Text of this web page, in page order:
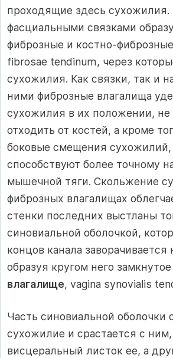
проходящие здесь сухожилия.
фасциальными связками
фиброзные и костно-
fibrosae tendinum, через
сухожилия. Как связки, так и
ними фиброзные влагалища
сухожилия в их положении, не
отходить от костей, а кроме
боковые смещения сухожилий,
способствуют более точному
мышечной тяги. Скольжение
фиброзных влагалищах
стенки последних выстланы
синовиальной оболочкой,
концов канала
образуя кругом него замкнутое
влагалище, vagina synovialis
Часть синовиальной оболочки
сухожилие и срастается с ним,
висцеральный листок ее, а